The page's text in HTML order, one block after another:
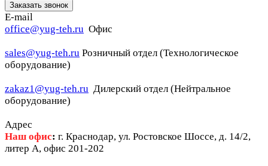
Заказать звонок
E-mail
office@yug-teh.ru Офис
sales@yug-teh.ru Розничный отдел (Технологическое
оборудование)
zakaz1@yug-teh.ru Дилерский отдел (Нейтральное
оборудование)
Адрес
Наш офис: г. Краснодар, ул. Ростовское Шоссе, д. 14/2,
литер А, офис 201-202